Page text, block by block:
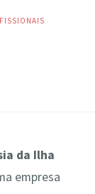
da Ilha
empresa